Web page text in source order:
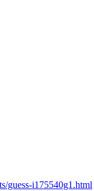
guess-i175540g1.html